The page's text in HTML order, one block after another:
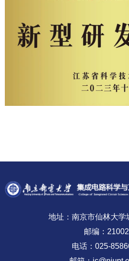
地址：南京市仙林大学
邮编：
电话：025-